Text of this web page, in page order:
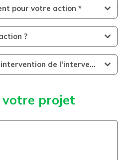
pour votre action *
?
Lieu de l'action (lieu d'intervention de l'intervenant)
votre projet